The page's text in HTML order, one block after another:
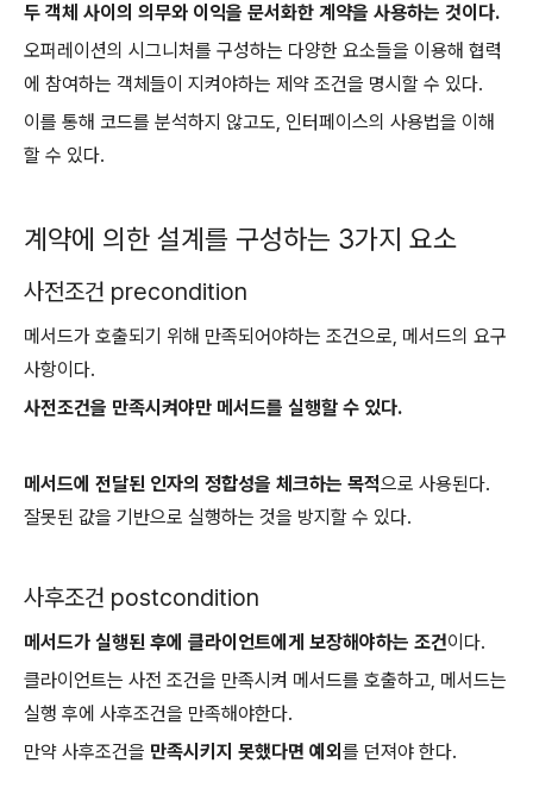
두 객체 사이의 의무와 이익을 문서화한 계약을 사용하는 것이다.
오퍼레이션의 시그니처를 구성하는 다양한 요소들을 이용해 협력
에 참여하는 객체들이 지켜야하는 제약 조건을 명시할 수 있다.
이를 통해 코드를 분석하지 않고도, 인터페이스의 사용법을 이해
할 수 있다.
계약에 의한 설계를 구성하는 3가지 요소
사전조건 precondition
메서드가 호출되기 위해 만족되어야하는 조건으로, 메서드의 요구
사항이다.
사전조건을 만족시켜야만 메서드를 실행할 수 있다.
메서드에 전달된 인자의 정합성을 체크하는 목적으로 사용된다.
잘못된 값을 기반으로 실행하는 것을 방지할 수 있다.
사후조건 postcondition
메서드가 실행된 후에 클라이언트에게 보장해야하는 조건이다.
클라이언트는 사전 조건을 만족시켜 메서드를 호출하고, 메서드는
실행 후에 사후조건을 만족해야한다.
만약 사후조건을 만족시키지 못했다면 예외 를 던져야 한다.